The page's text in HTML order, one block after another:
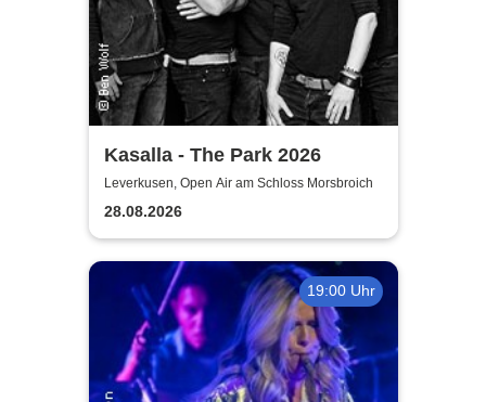
Kasalla - The Park 2026
Leverkusen, Open Air am Schloss Morsbroich
28.08.2026
19:00 Uhr